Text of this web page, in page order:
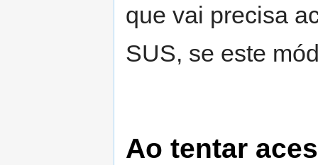
que vai precisa
SUS, se este
Ao tentar